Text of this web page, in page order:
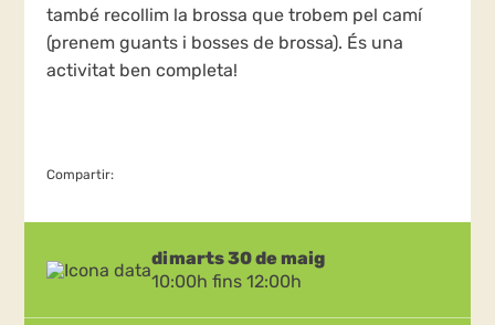
també recollim la brossa que trobem pel camí
(prenem guants i bosses de brossa). És una
activitat ben completa!
Compartir:
dimarts 30 de maig
10:00h fins 12:00h